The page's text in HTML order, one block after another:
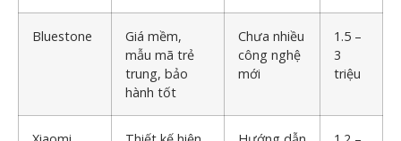
Bluestone
Giá mềm,
mẫu mã trẻ
trung, bảo
hành tốt
Chưa nhiều
công nghệ
mới
1.5 –
3
triệu